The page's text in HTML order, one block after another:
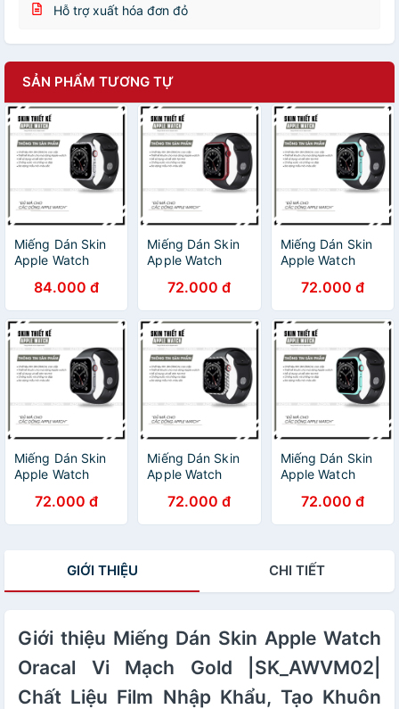
Hỗ trợ xuất hóa đơn đỏ
SẢN PHẨM TƯƠNG TỰ
Miếng Dán Skin
Apple Watch
Bạc
|SK_AWVM01|
Chất Liệu Oracal
Chính Hãng,
Khuôn Cắt CNC,
Dễ Dán Tại Nhà
84.000 đ
Miếng Dán Skin
Apple Watch
|SK_AWORC15|
Chất Liệu Film
3M Nhập Khẩu,
Tạo Khuôn Cắt
CNC, Dễ Dán Tại
Nhà
72.000 đ
Miếng Dán Skin
Apple Watch
|SK_AWORC12B|
Chất Liệu Film
Nhập Khẩu,
Khuôn Dán Full
Body, Dễ Dán Tại
Nhà
72.000 đ
Miếng Dán Skin
Apple Watch
|SK_AWORC05|
Chất Liệu Film
CNC Sẵn, Dễ
72.000 đ
Miếng Dán Skin
Apple Watch
Xám
|SK_AWCB01|
72.000 đ
Miếng Dán Skin
Apple Watch
Ngọc
|SK_AWORC14|
Khuôn Cắt CNC,
72.000 đ
GIỚI THIỆU CHI TIẾT
Giới thiệu Miếng Dán Skin Apple Watch
Oracal Vi Mạch Gold |SK_AWVM02|
Chất Liệu Film Nhập Khẩu, Tạo Khuôn